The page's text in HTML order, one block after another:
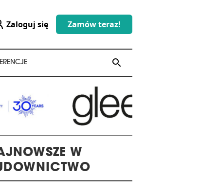
Zaloguj się Zamów teraz!
search
W